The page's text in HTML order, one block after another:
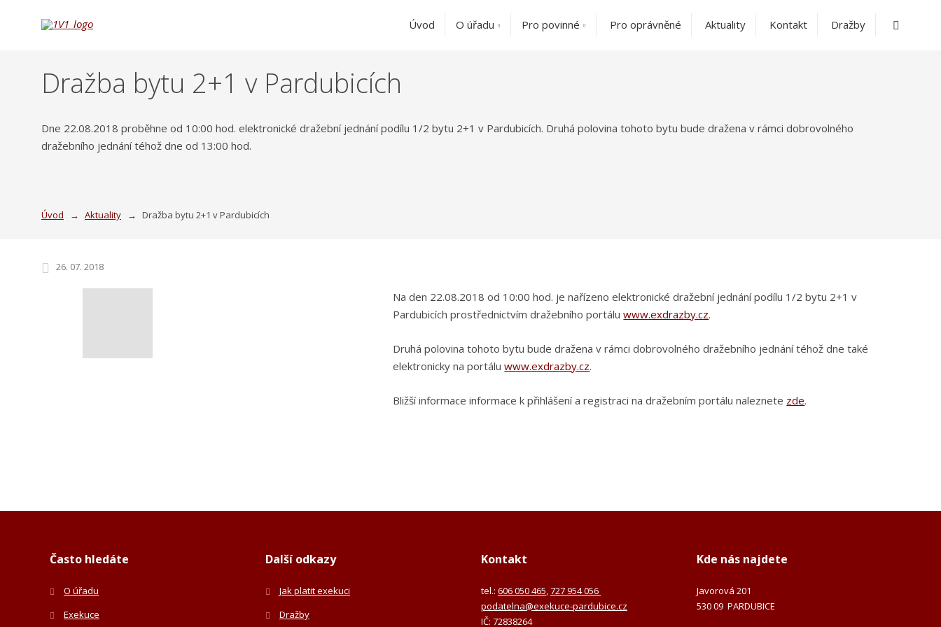
Úvod O úřadu Pro povinné Pro oprávněné Aktuality Kontakt Dražby
Dražba bytu 2+1 v Pardubicích
Dne 22.08.2018 proběhne od 10:00 hod. elektronické dražební jednání podílu 1/2 bytu 2+1 v Pardubicích. Druhá polovina tohoto bytu bude dražena v rámci dobrovolného
dražebního jednání téhož dne od 13:00 hod.
Úvod Aktuality Dražba bytu 2+1 v Pardubicích
26. 07. 2018
Na den 22.08.2018 od 10:00 hod. je nařízeno elektronické dražební jednání podílu 1/2 bytu 2+1 v
Pardubicích prostřednictvím dražebního portáluwww.exdrazby.cz.
Druhá polovina tohoto bytu bude dražena v rámci dobrovolného dražebního jednání téhož dne také
elektronicky na portáluwww.exdrazby.cz.
Bližší informace informace k přihlášení a registraci na dražebním portálu naleznete zde.
Často hledáte
O úřadu
Exekuce
Další odkazy
Jak platit exekuci
Dražby
Kontakt
tel.: 606 050 465,727 954 056
podatelna@exekuce-pardubice.cz
IČ: 72838264
Kde nás najdete
Javorová 201
530 09 PARDUBICE